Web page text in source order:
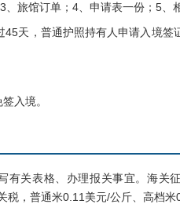
旅馆订单；4、申请表一份；5、相
天，普通护照持有人申请入境签
入境。
表格、办理报关事宜。海关征
，普通米0.11美元/公斤、高档米